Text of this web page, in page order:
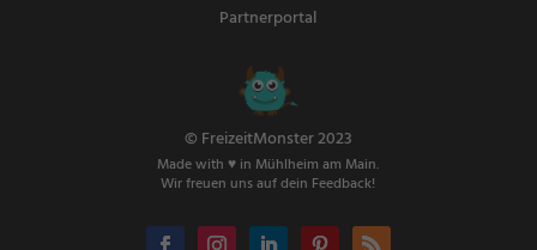
Partnerportal
© FreizeitMonster 2023
Made with ♥ in Mühlheim am Main.
Wir freuen uns auf dein Feedback!